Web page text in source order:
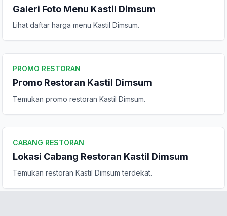
Galeri Foto Menu Kastil Dimsum
Lihat daftar harga menu Kastil Dimsum.
PROMO RESTORAN
Promo Restoran Kastil Dimsum
Temukan promo restoran Kastil Dimsum.
CABANG RESTORAN
Lokasi Cabang Restoran Kastil Dimsum
Temukan restoran Kastil Dimsum terdekat.